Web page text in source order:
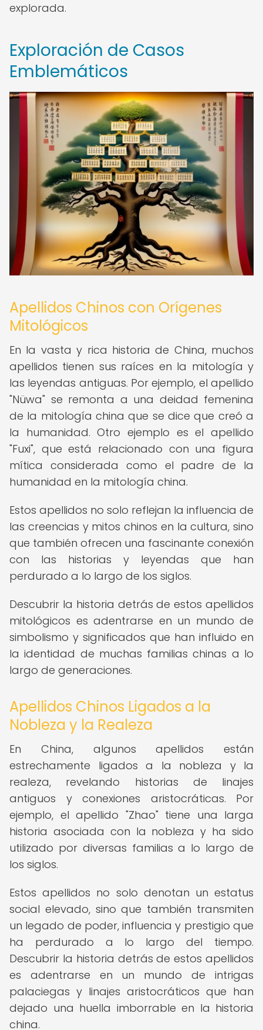
explorada.
Exploración de Casos
Emblemáticos
Apellidos Chinos con Orígenes
Mitológicos
En la vasta y rica historia de China, muchos
apellidos tienen sus raíces en la mitología y
las leyendas antiguas. Por ejemplo, el apellido
"Nüwa" se remonta a una deidad femenina
de la mitología china que se dice que creó a
la humanidad. Otro ejemplo es el apellido
"Fuxi", que está relacionado con una figura
mítica considerada como el padre de la
humanidad en la mitología china.
Estos apellidos no solo reflejan la influencia de
las creencias y mitos chinos en la cultura, sino
que también ofrecen una fascinante conexión
con las historias y leyendas que han
perdurado a lo largo de los siglos.
Descubrir la historia detrás de estos apellidos
mitológicos es adentrarse en un mundo de
simbolismo y significados que han influido en
la identidad de muchas familias chinas a lo
largo de generaciones.
Apellidos Chinos Ligados a la
Nobleza y la Realeza
En China, algunos apellidos están
estrechamente ligados a la nobleza y la
realeza, revelando historias de linajes
antiguos y conexiones aristocráticas. Por
ejemplo, el apellido "Zhao" tiene una larga
historia asociada con la nobleza y ha sido
utilizado por diversas familias a lo largo de
los siglos.
Estos apellidos no solo denotan un estatus
social elevado, sino que también transmiten
un legado de poder, influencia y prestigio que
ha perdurado a lo largo del tiempo.
Descubrir la historia detrás de estos apellidos
es adentrarse en un mundo de intrigas
palaciegas y linajes aristocráticos que han
dejado una huella imborrable en la historia
china.